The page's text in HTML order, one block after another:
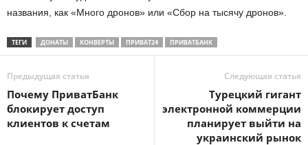
названия, как «Много дронов» или «Сбор на тысячу дронов».
ТЕГИ ДОНАТЫ КОНВЕРТЫ ПРИВАТ24 ПРИВАТБАНК
Предыдущая статья
Почему ПриватБанк
блокирует доступ
клиентов к счетам
Следующая статья
Турецкий гигант
электронной коммерции
планирует выйти на
украинский рынок